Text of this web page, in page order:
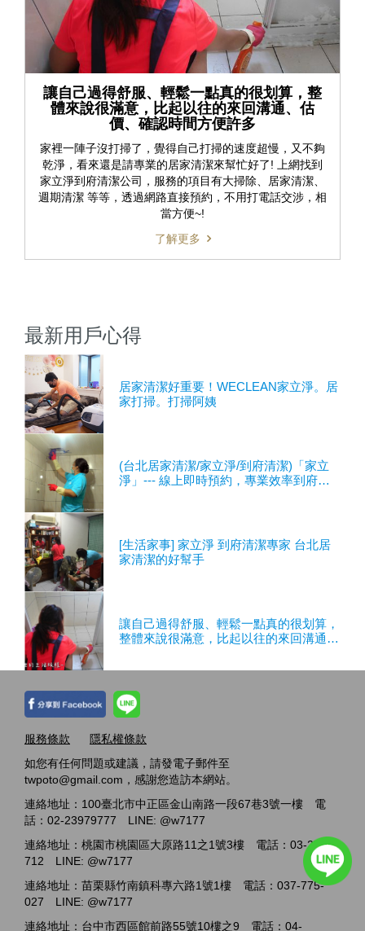
讓自己過得舒服、輕鬆一點真的很划算，整
體來說很滿意，比起以往的來回溝通、估
價、確認時間方便許多
家裡一陣子沒打掃了，覺得自己打掃的速度超慢，又不夠
乾淨，看來還是請專業的居家清潔來幫忙好了! 上網找到
家立淨到府清潔公司，服務的項目有大掃除、居家清潔、
週期清潔 等等，透過網路直接預約，不用打電話交涉，相
當方便~!
了解更多
最新用戶心得
居家清潔好重要！WECLEAN家立淨。居
家打掃。打掃阿姨
(台北居家清潔/家立淨/到府清潔)「家立
淨」--- 線上即時預約，專業效率到府服
[生活家事] 家立淨 到府清潔專家 台北居
家清潔的好幫手
讓自己過得舒服、輕鬆一點真的很划算，
整體來說很滿意，比起以往的來回溝通、
服務條款
隱私權條款
如您有任何問題或建議，請發電子郵件至
twpoto@gmail.com，感謝您造訪本網站。
連絡地址：100臺北市中正區金山南路一段67巷3號一樓 電
話：02-23979777 LINE: @w7177
連絡地址：桃園市桃園區大原路11之1號3樓 電話：03-2717-
712 LINE: @w7177
連絡地址：苗栗縣竹南鎮科專六路1號1樓 電話：037-775-
027 LINE: @w7177
連絡地址：台中市西區館前路55號10樓之9 電話：04-